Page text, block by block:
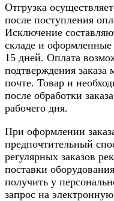
Отгрузка
после поступления
Исключение
складе и оформленные
15 дней. Оплата
подтверждения
почте. Товар и
после обработки
рабочего дня.
При оформлении
предпочтительный
регулярных заказов
поставки
получить у
запрос на